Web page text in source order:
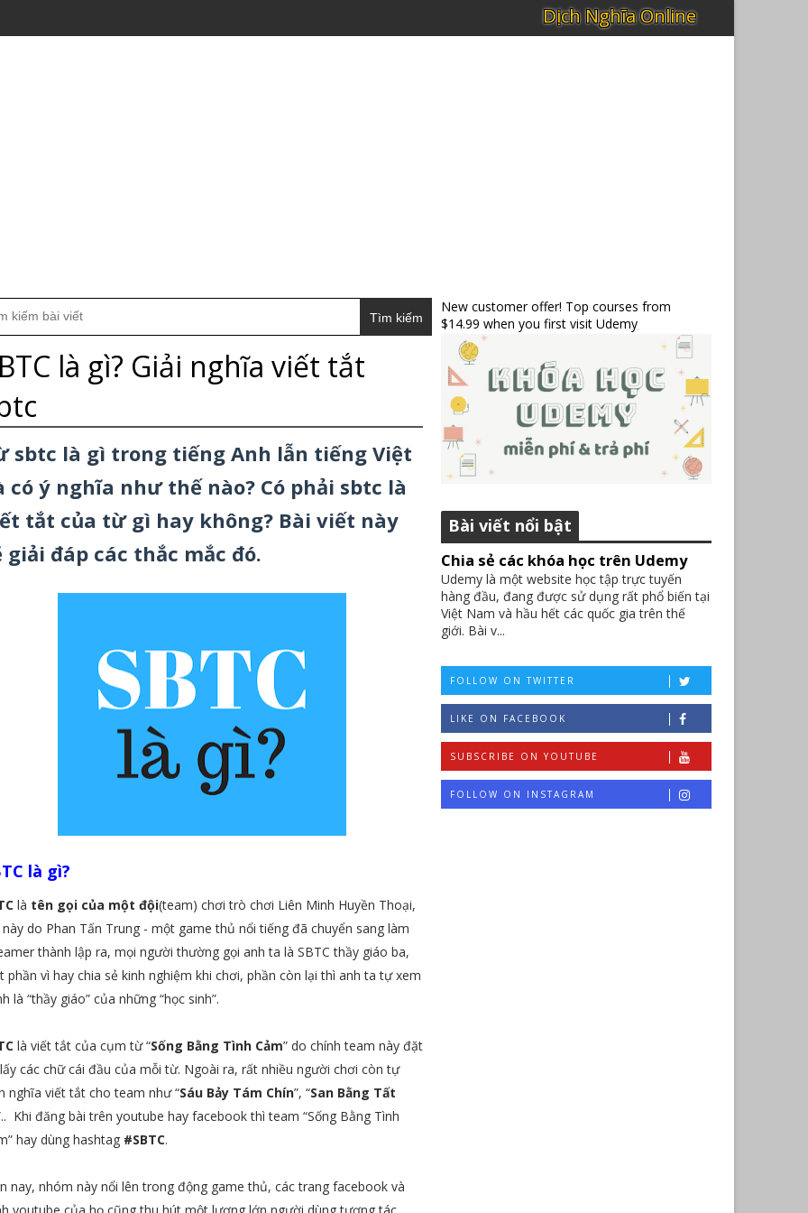
Tìm kiếm
là gì? Giải nghĩa viết tắt
sbtc là gì trong tiếng Anh lẫn tiếng Việt
có ý nghĩa như thế nào? Có phải sbtc là
tắt của từ gì hay không? Bài viết này
giải đáp các thắc mắc đó.
là gì?
là tên gọi của một đội(team) chơi trò chơi Liên Minh Huyền Thoại,
do Phan Tấn Trung - một game thủ nổi tiếng đã chuyển sang làm
thành lập ra, mọi người thường gọi anh ta là SBTC thầy giáo ba,
phần vì hay chia sẻ kinh nghiệm khi chơi, phần còn lại thì anh ta tự xem
là “thầy giáo” của những “học sinh”.
là viết tắt của cụm từ “Sống Bằng Tình Cảm” do chính team này đặt
các chữ cái đầu của mỗi từ. Ngoài ra, rất nhiều người chơi còn tự
nghĩa viết tắt cho team như “Sáu Bảy Tám Chín”, “San Bằng Tất
Khi đăng bài trên youtube hay facebook thì team “Sống Bằng Tình
hay dùng hashtag #SBTC.
nay, nhóm này nổi lên trong động game thủ, các trang facebook và
New customer offer! Top courses from
$14.99 when you first visit Udemy
Bài viết nổi bật
Chia sẻ các khóa học trên Udemy
Udemy là một website học tập trực tuyến
hàng đầu, đang được sử dụng rất phổ biến tại
Việt Nam và hầu hết các quốc gia trên thế
giới. Bài v...
FOLLOW ON TWITTER
LIKE ON FACEBOOK
SUBSCRIBE ON YOUTUBE
FOLLOW ON INSTAGRAM